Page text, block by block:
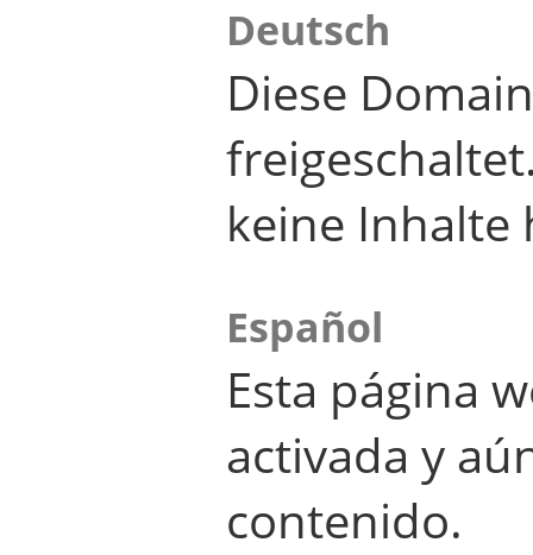
Deutsch
Diese
keine Inhalte
Español
Esta página
activada y
contenido.